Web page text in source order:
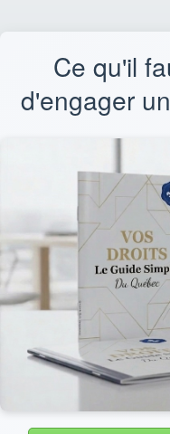
Ce qu'il
d'engager